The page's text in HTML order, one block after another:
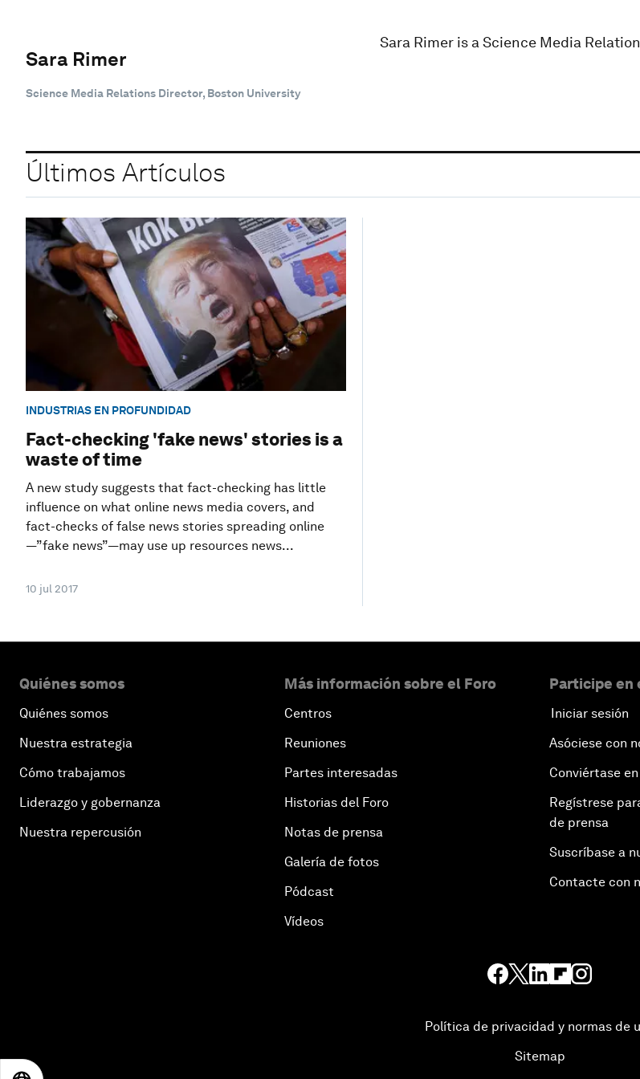
Sara Rimer
Science Media Relations Director, Boston University
Sara Rimer is a Science Media
Últimos Artículos
INDUSTRIAS EN PROFUNDIDAD
Fact-checking 'fake news' stories is a
waste of time
A new study suggests that fact-checking has little
influence on what online news media covers, and
fact-checks of false news stories spreading online
—”fake news”—may use up resources news...
10 jul 2017
Quiénes somos
Quiénes somos
Nuestra estrategia
Cómo trabajamos
Liderazgo y gobernanza
Nuestra repercusión
Más información sobre el Foro
Centros
Reuniones
Partes interesadas
Historias del Foro
Notas de prensa
Galería de fotos
Pódcast
Vídeos
Participe en
Iniciar sesión
Asóciese con
Conviértase
Regístrese
de prensa
Suscríbase a
Contacte con
Política de privacidad y normas de
Sitemap